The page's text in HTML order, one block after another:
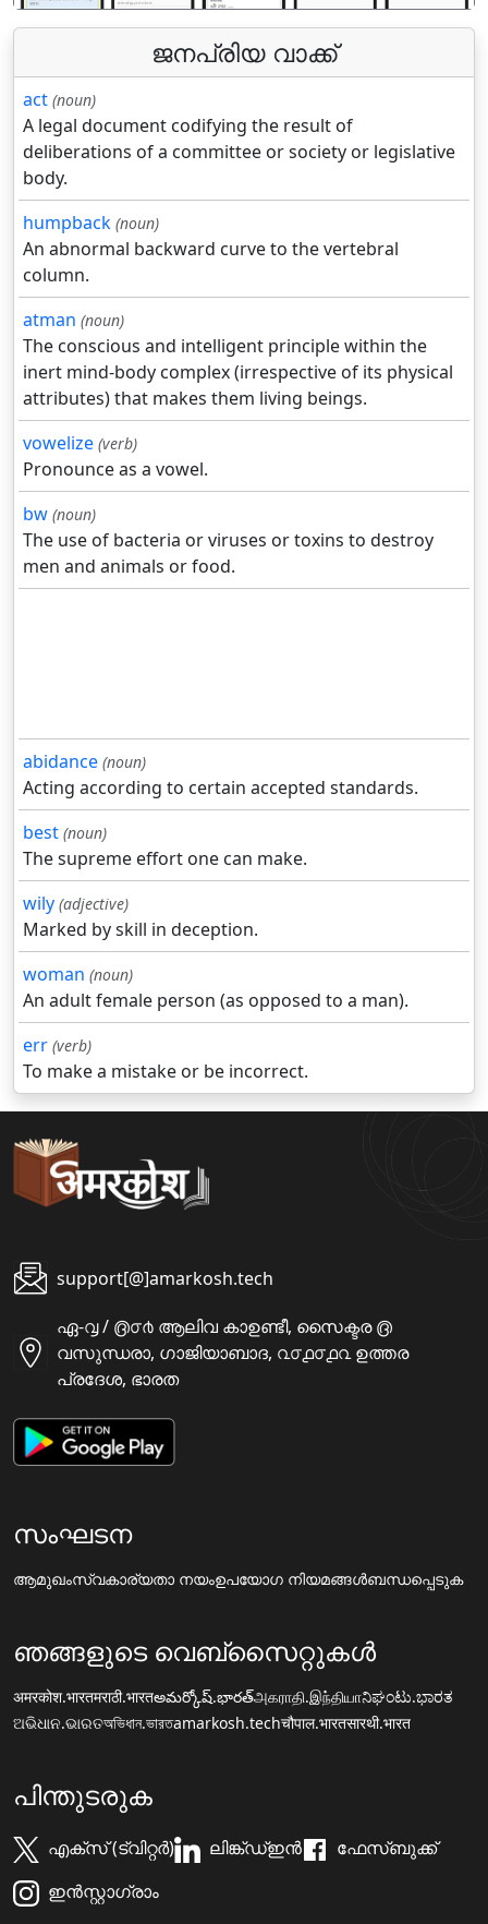
ജനപ്രിയ വാക്ക്
act (noun)
A legal document codifying the result of
deliberations of a committee or society or legislative
body.
humpback (noun)
An abnormal backward curve to the vertebral
column.
atman (noun)
The conscious and intelligent principle within the
inert mind-body complex (irrespective of its physical
attributes) that makes them living beings.
vowelize (verb)
Pronounce as a vowel.
bw (noun)
The use of bacteria or viruses or toxins to destroy
men and animals or food.
abidance (noun)
Acting according to certain accepted standards.
best (noun)
The supreme effort one can make.
wily (adjective)
Marked by skill in deception.
woman (noun)
An adult female person (as opposed to a man).
err (verb)
To make a mistake or be incorrect.
support[@]amarkosh.tech
ഏ-൮ / ൫൦൪ ആലിവ കാഉണ്ടീ, സൈക്ടര ൫
വസുന്ധരാ, ഗാജിയാബാദ, ൨൦൧൦൧൨ ഉത്തര
പ്രദേശ, ഭാരത
സംഘടന
ആമുഖംസ്വകാര്യതാ നയംഉപയോഗ നിയമങ്ങൾബന്ധപ്പെടുക
ഞങ്ങളുടെ വെബ്സൈറ്റുകൾ
अमरकोश.भारतमराठी.भारतఅమర్కోష్.భారత్அகராதி.இந்தியாನಿಘಂಟು.ಭಾರತ
ଅଭିଧାନ.ଭାରତঅভিধান.ভারতamarkosh.techचौपाल.भारतसारथी.भारत
പിന്തുടരുക
എക്സ് (ട്വിറ്റർ) ലിങ്ക്ഡ്ഇൻ
ഫേസ്ബുക്ക്
ഇൻസ്റ്റാഗ്രാം